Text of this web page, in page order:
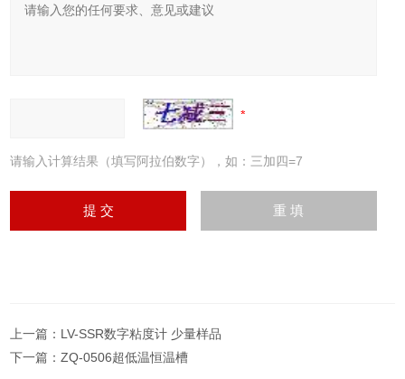
请输入计算结果（填写阿拉伯数字），如：三加四=7
上一篇： LV-SSR数字粘度计 少量样品
下一篇：ZQ-0506超低温恒温槽